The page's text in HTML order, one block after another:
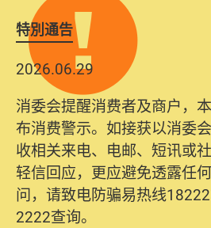
特別通告
2026.06.29
消委会提醒消费者及商户，
布消费警示。如接获以消委
收相关来电、电邮、短讯或
轻信回应，更应避免透露任
问，请致电防骗易热线
2222查询。